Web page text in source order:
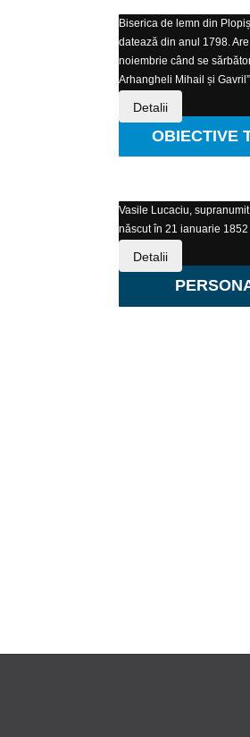
Biserica de lemn din
datează din anul 1798.
noiembrie când se
Arhangheli Mihail și Gavril”.
Detalii
OBIECTIVE
Vasile Lucaciu,
născut în 21 ianuarie
Detalii